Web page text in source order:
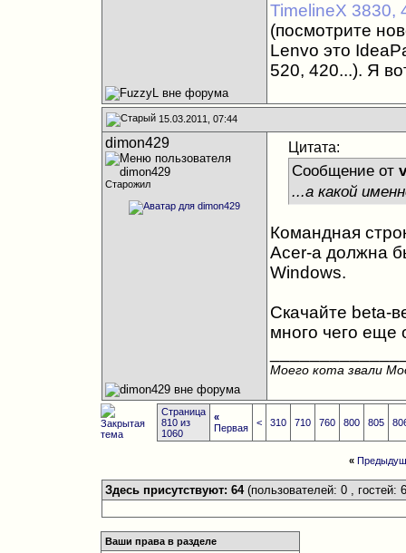
TimelineX 3830,
(посмотрите
Lenvo это
520, 420...). Я
15.03.2011, 07:44
dimon429
Старожил
Цитата:
Сообщение от
...а какой
Командная
Acer-а должна
Windows.
Скачайте beta-
много чего еще
Моего кота звали
Страница
810 из
1060
«
Первая
< 310 710 760 800 805
«
Здесь присутствуют: 64 (пользователей: 0 , гостей:
Ваши права в разделе